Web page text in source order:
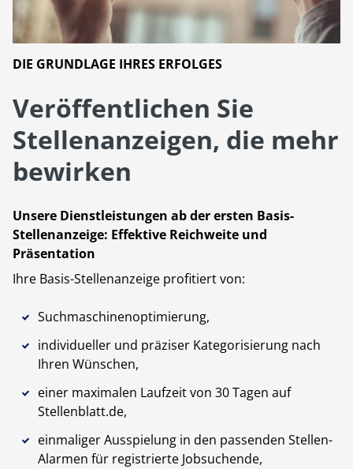
DIE GRUNDLAGE IHRES ERFOLGES
Veröffentlichen Sie
Stellenanzeigen, die mehr
bewirken
Unsere Dienstleistungen ab der ersten Basis-
Stellenanzeige: Effektive Reichweite und
Präsentation
Ihre Basis-Stellenanzeige profitiert von:
Suchmaschinenoptimierung,
individueller und präziser Kategorisierung nach
Ihren Wünschen,
einer maximalen Laufzeit von 30 Tagen auf
Stellenblatt.de,
einmaliger Ausspielung in den passenden Stellen-
Alarmen für registrierte Jobsuchende,